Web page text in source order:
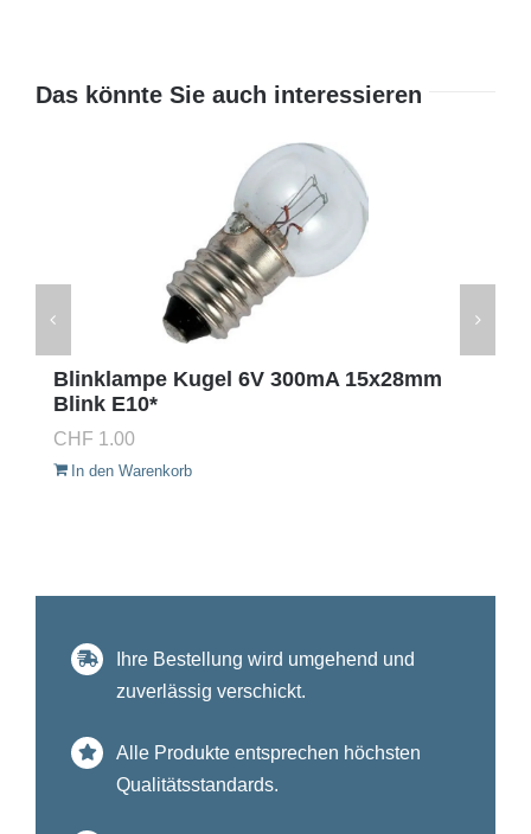
Das könnte Sie auch interessieren
Blinklampe Kugel 6V 300mA 15x28mm
Blink E10*
CHF 1.00
In den Warenkorb
Ihre Bestellung wird umgehend und
zuverlässig verschickt.
Alle Produkte entsprechen höchsten
Qualitätsstandards.